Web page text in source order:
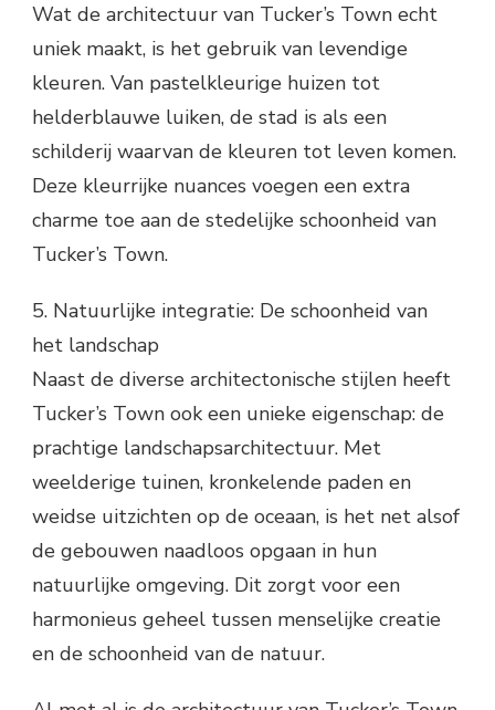
Wat de architectuur van Tucker’s Town echt
uniek maakt, is het gebruik van levendige
kleuren. Van pastelkleurige huizen tot
helderblauwe luiken, de stad is als een
schilderij waarvan de kleuren tot leven komen.
Deze kleurrijke nuances voegen een extra
charme toe aan de stedelijke schoonheid van
Tucker’s Town.
5. Natuurlijke integratie: De schoonheid van
het landschap
Naast de diverse architectonische stijlen heeft
Tucker’s Town ook een unieke eigenschap: de
prachtige landschapsarchitectuur. Met
weelderige tuinen, kronkelende paden en
weidse uitzichten op de oceaan, is het net alsof
de gebouwen naadloos opgaan in hun
natuurlijke omgeving. Dit zorgt voor een
harmonieus geheel tussen menselijke creatie
en de schoonheid van de natuur.